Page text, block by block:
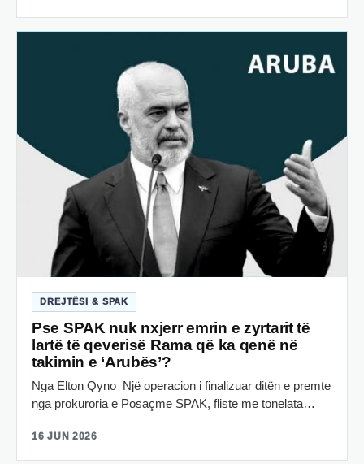
DREJTËSI & SPAK
Pse SPAK nuk nxjerr emrin e zyrtarit të
lartë të qeverisë Rama që ka qenë në
takimin e ‘Arubës’?
Nga Elton Qyno Një operacion i finalizuar ditën e premte
nga prokuroria e Posaçme SPAK, fliste me tonelata…
16 JUN 2026